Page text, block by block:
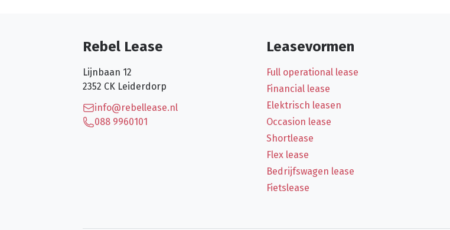
Rebel Lease
Lijnbaan 12
2352 CK Leiderdorp
info@rebellease.nl
088 9960101
Leasevormen
Full operational lease
Financial lease
Elektrisch leasen
Occasion lease
Shortlease
Flex lease
Bedrijfswagen lease
Fietslease